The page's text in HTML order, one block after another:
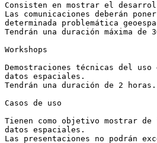
Consisten en mostrar el
Las comunicaciones deberán
determinada problemática
Tendrán una duración máxima
Workshops
Demostraciones técnicas del
datos espaciales.
Tendrán una duración de 2 horas.
Casos de uso
Tienen como objetivo mostrar
datos espaciales.
Las presentaciones no podrán